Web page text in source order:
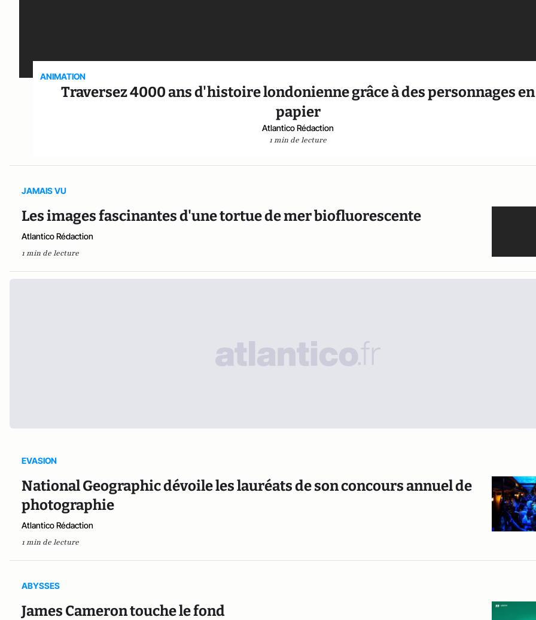
ANIMATION
Traversez 4000 ans d'histoire londonienne grâce à des personnages en
papier
Atlantico Rédaction
1 min de lecture
JAMAIS VU
Les images fascinantes d'une tortue de mer biofluorescente
Atlantico Rédaction
1 min de lecture
EVASION
National Geographic dévoile les lauréats de son concours annuel de
photographie
Atlantico Rédaction
1 min de lecture
ABYSSES
James Cameron touche le fond